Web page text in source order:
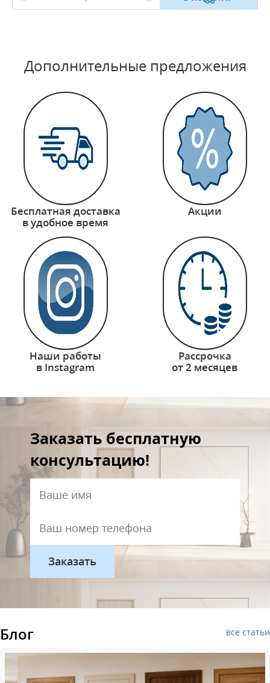
Дополнительные предложения
Бесплатная доставка
в удобное время
Акции
Наши работы
в Instagram
Рассрочка
от 2 месяцев
Заказать бесплатную
консультацию!
Блог все статьи